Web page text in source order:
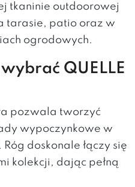
tkaninie outdoorowej
tarasie, patio oraz w
ogrodowych.
QUELLE
pozwala tworzyć
wypoczynkowe w
doskonale łączy się
kolekcji, dając pełną